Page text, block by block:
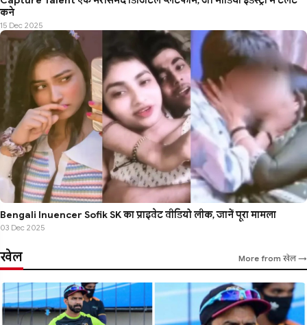
कने
15 Dec 2025
Bengali Influencer Sofik SK का प्राइवेट वीडियो लीक, जानें पूरा मामला
03 Dec 2025
खेल More from खेल →